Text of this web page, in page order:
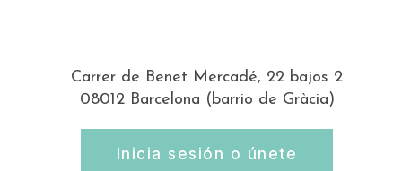
Carrer de Benet Mercadé, 22 bajos 2
08012 Barcelona (barrio de Gràcia)
Inicia sesión o únete